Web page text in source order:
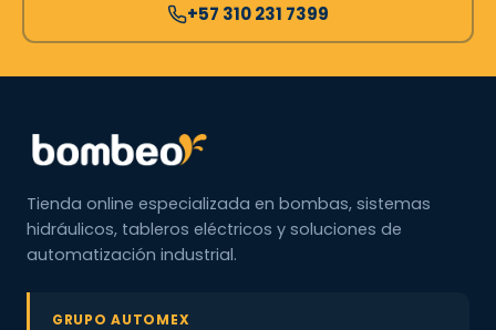
+57 310 231 7399
Tienda online especializada en bombas, sistemas
hidráulicos, tableros eléctricos y soluciones de
automatización industrial.
GRUPO AUTOMEX